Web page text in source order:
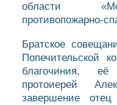
области
противопожарно-
Братское
Попечительской
благочиния, её
протоиерей
завершение